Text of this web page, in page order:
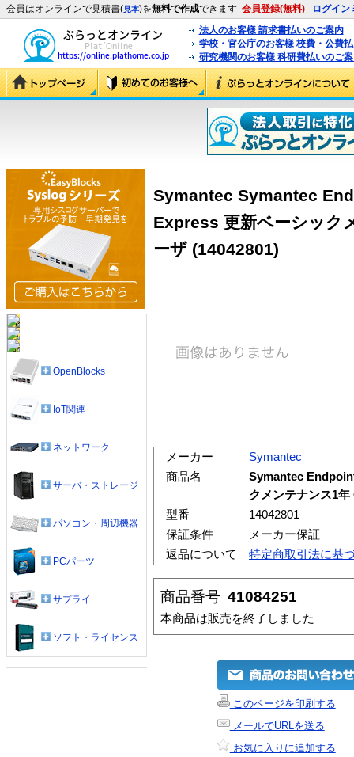
会員はオンラインで見積書(見本)を無料で作成できます 会員登録(無料) ログイン
法人のお客様 請求書払いのご案内
学校・官公庁のお客様 校費・公費
研究機関のお客様 科研費払いのご
Symantec Symantec
Express 更新ベーシック
ーザ (14042801)
メーカー
Symantec
商品名
Symantec
クメンテナンス1年
型番
14042801
保証条件
メーカー保証
返品について
特定商取引法に基
商品番号 41084251
本商品は販売を終了しました
このページを印刷する
メールでURLを送る
お気に入りに追加する
OpenBlocks
IoT関連
ネットワーク
サーバ・ストレージ
パソコン・周辺機器
PCパーツ
サプライ
ソフト・ライセンス